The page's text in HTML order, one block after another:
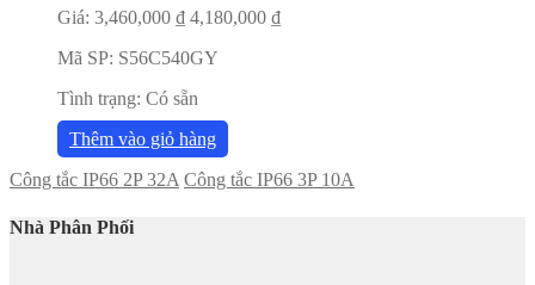
Giá: 3,460,000 ₫ 4,180,000 ₫
Mã SP: S56C540GY
Tình trạng: Có sẵn
Thêm vào giỏ hàng
Công tắc IP66 2P 32A Công tắc IP66 3P 10A
Nhà Phân Phối